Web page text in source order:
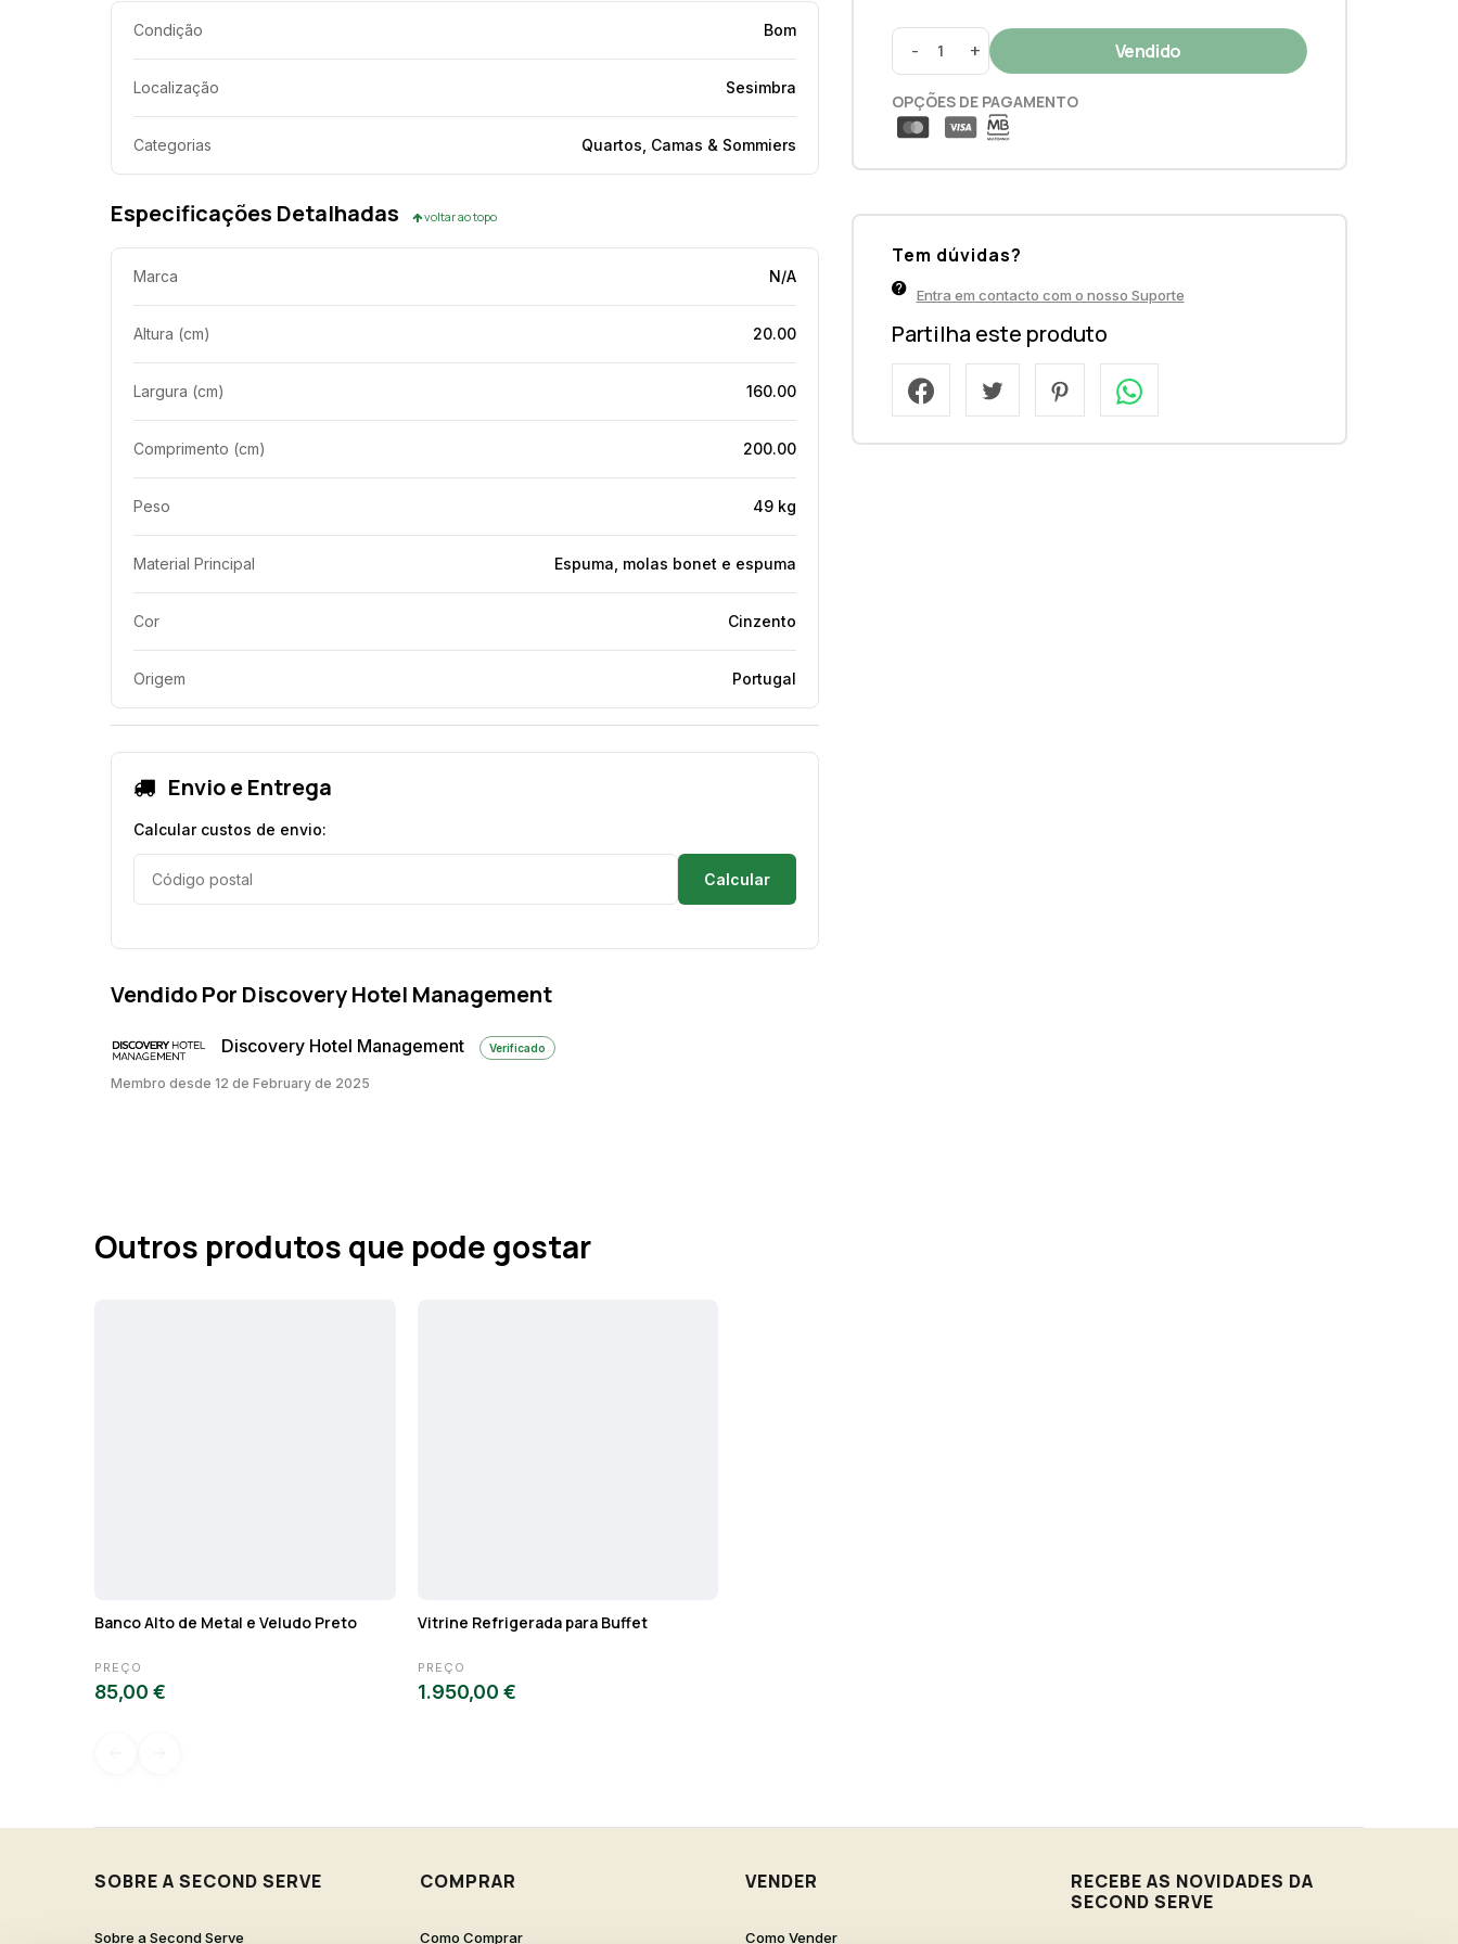
Condição Bom
Localização Sesimbra
Categorias Quartos, Camas & Sommiers
Especificações Detalhadas voltar ao topo
Marca N/A
Altura (cm) 20.00
Largura (cm) 160.00
Comprimento (cm) 200.00
Peso 49 kg
Material Principal Espuma, molas bonet e espuma
Cor Cinzento
Origem Portugal
Envio e Entrega
Calcular custos de envio:
Calcular
Vendido Por Discovery Hotel Management
Discovery Hotel Management Verificado
Membro desde 12 de February de 2025
- +
OPÇÕES DE PAGAMENTO
Tem dúvidas?
Entra em contacto com o nosso Suporte
Partilha este produto
Outros produtos que pode gostar
Banco Alto de Metal e Veludo Preto
PREÇO
85,00 €
Vitrine Refrigerada para Buffet
PREÇO
1.950,00 €
SOBRE A SECOND SERVE
Sobre a Second Serve
COMPRAR
Como Comprar
VENDER
Como Vender
RECEBE AS NOVIDADES DA
SECOND SERVE